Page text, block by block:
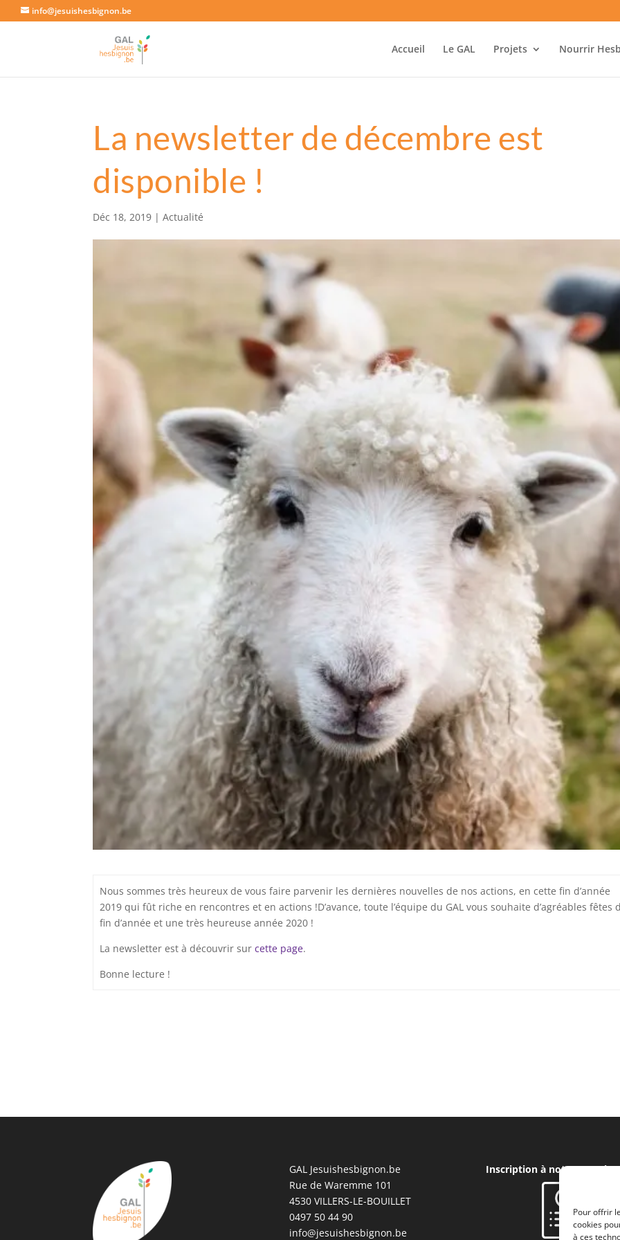
Pour offrir
cookies
à ces
info@jesuishesbignon.be
Accueil Le GAL Projets Nourrir
La newsletter de décembre est
disponible !
Déc 18, 2019 |Actualité
Nous sommes très heureux de vous faire parvenir les dernières nouvelles de nos actions, en cette fin d’année
2019 qui fût riche en rencontres et en actions !D’avance, toute l’équipe du GAL vous souhaite d’agréables fêtes
fin d’année et une très heureuse année 2020 !
La newsletter est à découvrir sur cette page.
Bonne lecture !
GAL Jesuishesbignon.be
Rue de Waremme 101
4530 VILLERS-LE-BOUILLET
0497 50 44 90
info@jesuishesbignon.be
Inscription à notre